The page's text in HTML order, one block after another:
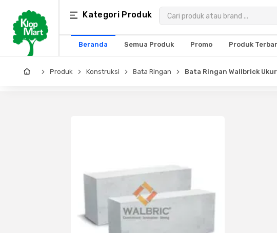
Kategori Produk
Beranda Semua Produk Promo Produk
Kategori
Produk
Arsitektur
Produk Konstruksi Bata Ringan Bata Ringan Wallbrick